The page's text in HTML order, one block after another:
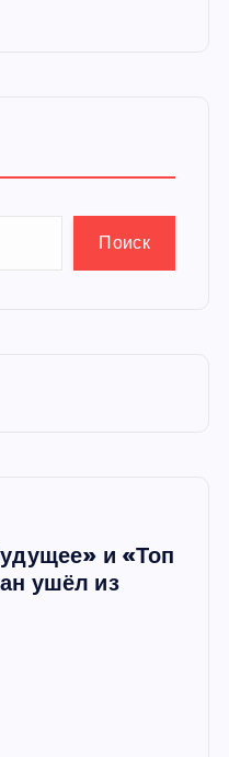
Поиск
и «Топ
ушёл из